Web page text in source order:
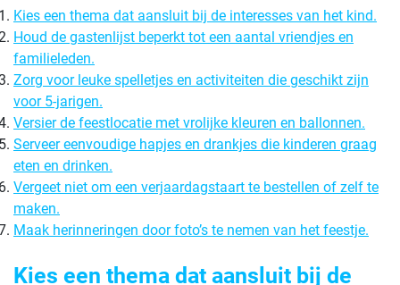
Kies een thema dat aansluit bij de interesses van het kind.
Houd de gastenlijst beperkt tot een aantal vriendjes en
familieleden.
Zorg voor leuke spelletjes en activiteiten die geschikt zijn
voor 5-jarigen.
Versier de feestlocatie met vrolijke kleuren en ballonnen.
Serveer eenvoudige hapjes en drankjes die kinderen graag
eten en drinken.
Vergeet niet om een verjaardagstaart te bestellen of zelf te
maken.
Maak herinneringen door foto’s te nemen van het feestje.
Kies een thema dat aansluit bij de